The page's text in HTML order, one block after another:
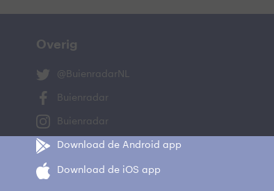
Overig
@BuienradarNL
Buienradar
Buienradar
Download de Android app
Download de iOS app